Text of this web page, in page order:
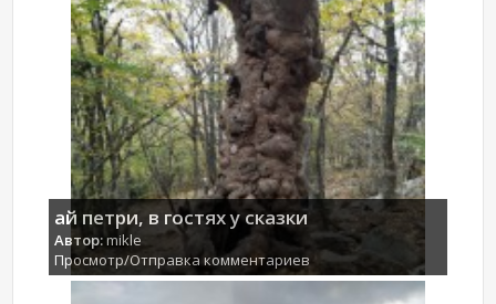
ай петри, в гостях у сказки
Автор: mikle
Просмотр/Отправка комментариев